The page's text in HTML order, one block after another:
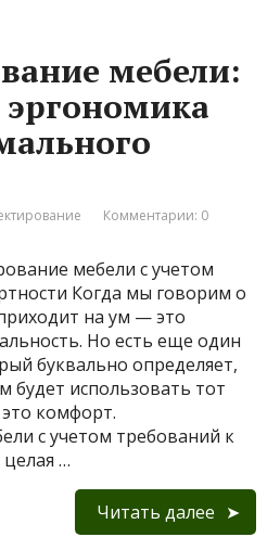
мебели:
Комментарии: 0
мебели с учетом
Когда мы говорим о
на ум — это
Но есть еще один
буквально определяет,
будет использовать тот
комфорт.
с учетом требований к
…
Читать далее